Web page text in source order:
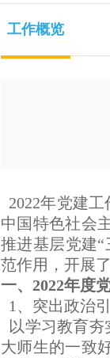
工作概览
2022年党建
中国特色社会
推进基层党建
范作用，开展
一、2022年度
1、突出政治
以学习教育夯
大师生的一致